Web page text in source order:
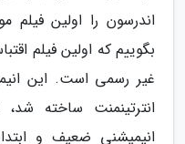
اندرسون را اولین فیلم
بگوییم که اولین فیلم
غیر رسمی است. این
انیمیشنی ضعیف و